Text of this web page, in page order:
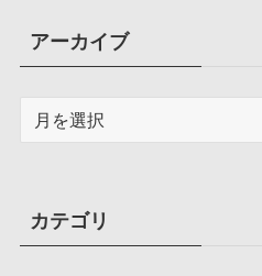
アーカイブ
ブカテゴリ